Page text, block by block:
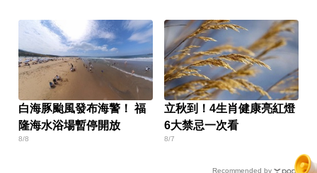
白海豚颱風發布海警！ 福
隆海水浴場暫停開放
8/8
立秋到！4生肖健康亮紅燈
6大禁忌一次看
8/7
Recommended by